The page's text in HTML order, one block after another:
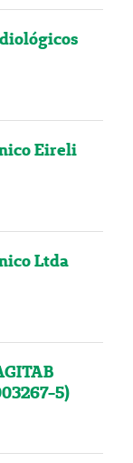
Eireli
Ltda
5)